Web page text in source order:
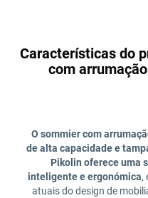
Características do
com arrumação
O sommier com
de alta capacidade e
Pikolin oferece uma
inteligente e ergonómica,
atuais do design de